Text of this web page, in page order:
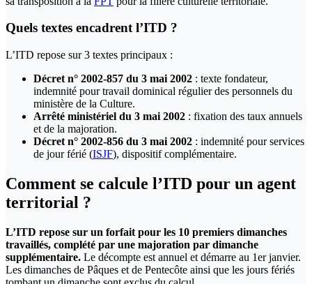
Quels textes encadrent l’ITD ?
L’ITD repose sur 3 textes principaux :
Décret n° 2002-857 du 3 mai 2002 : texte fondateur,
indemnité pour travail dominical régulier des personnels du
ministère de la Culture.
Arrêté ministériel du 3 mai 2002 : fixation des taux annuels
et de la majoration.
Décret n° 2002-856 du 3 mai 2002 : indemnité pour services
de jour férié (ISJF), dispositif complémentaire.
Comment se calcule l’ITD pour un agent
territorial ?
L’ITD repose sur un forfait pour les 10 premiers dimanches
travaillés, complété par une majoration par dimanche
supplémentaire. Le décompte est annuel et démarre au 1er janvier.
Les dimanches de Pâques et de Pentecôte ainsi que les jours fériés